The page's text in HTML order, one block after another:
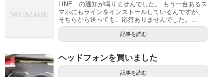
LINE の通知が鳴りませんでした。 もう一台あるス
マホにもラインをインストールしているんですが、
そちらから送っても、応答ありませんでした。...
記事を読む
ヘッドフォンを買いました
記事を読む